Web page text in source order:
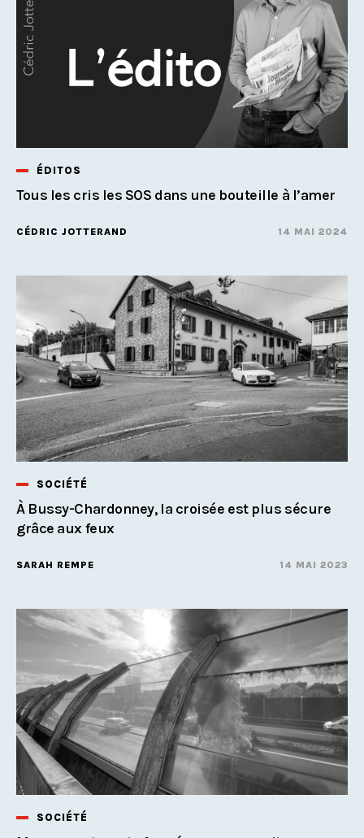
ÉDITOS
Tous les cris les SOS dans une bouteille à l’amer
CÉDRIC JOTTERAND 14 MAI 2024
SOCIÉTÉ
À Bussy-Chardonney, la croisée est plus sécure
grâce aux feux
SARAH REMPE 14 MAI 2023
SOCIÉTÉ